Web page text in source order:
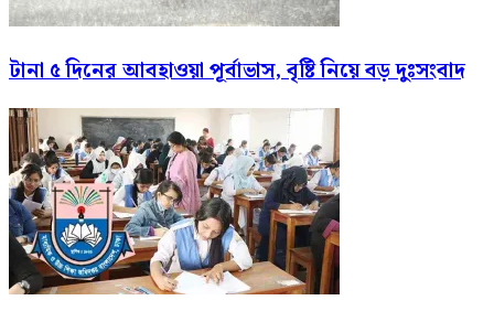
টানা ৫ দিনের আবহাওয়া পূর্বাভাস, বৃষ্টি নিয়ে বড় দুঃসংবাদ